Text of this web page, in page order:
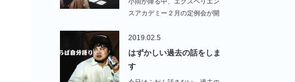
スアカデミー２月の定例会が開
2019.02.5
はずかしい過去の話をしま
す